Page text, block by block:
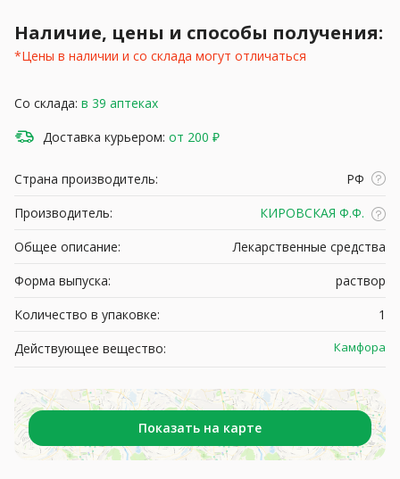
Наличие, цены и способы получения:
*Цены в наличии и со склада могут отличаться
Со склада: в 39 аптеках
Доставка курьером: от 200 ₽
Страна производитель:
РФ
Производитель:
КИРОВСКАЯ Ф.Ф.
Общее описание:
Лекарственные средства
Форма выпуска:
раствор
Количество в упаковке:
1
Действующее вещество:
Камфора
Показать на карте